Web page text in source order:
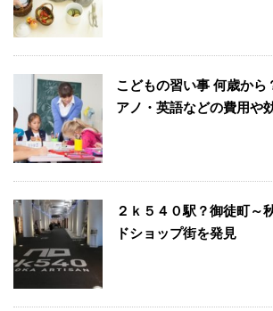
こどもの習い事 何歳から
アノ・英語などの費用や
２ｋ５４０駅？御徒町～
ドショップ街を発見